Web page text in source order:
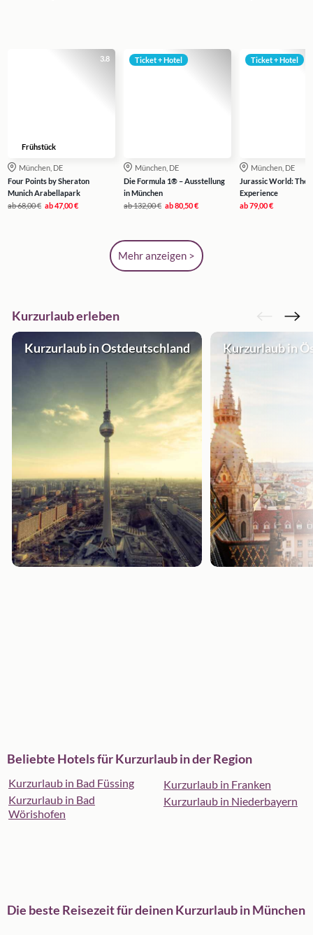
3.8
Frühstück
München, DE
Four Points by Sheraton
Munich Arabellapark
ab68,00 € ab47,00 €
Ticket + Hotel
München, DE
Die Formula 1® – Ausstellung
in München
ab132,00 € ab80,50 €
Ticket + Hotel
München, DE
Jurassic World: The
Experience
ab79,00 €
Mehr anzeigen >
Kurzurlaub erleben
Kurzurlaub in Ostdeutschland Kurzurlaub in
Beliebte Hotels für Kurzurlaub in der Region
Kurzurlaub in Bad Füssing
Kurzurlaub in Bad
Wörishofen
Kurzurlaub in Franken
Kurzurlaub in Niederbayern
Die beste Reisezeit für deinen Kurzurlaub in München